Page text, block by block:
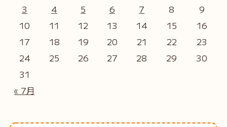
« 7月
3
4 5 6 7 8
9
10
11 12 13 14 15
16
17
18 19 20 21 22
23
24
25 26 27 28 29
30
31